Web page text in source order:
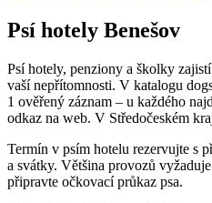
Psí hotely Benešov
Psí hotely, penziony a školky
vaší nepřítomnosti. V katalogu
1 ověřený záznam – u každého
odkaz na web. V Středočeském
Termín v psím hotelu rezervujte s
a svátky. Většina provozů
připravte očkovací průkaz psa.